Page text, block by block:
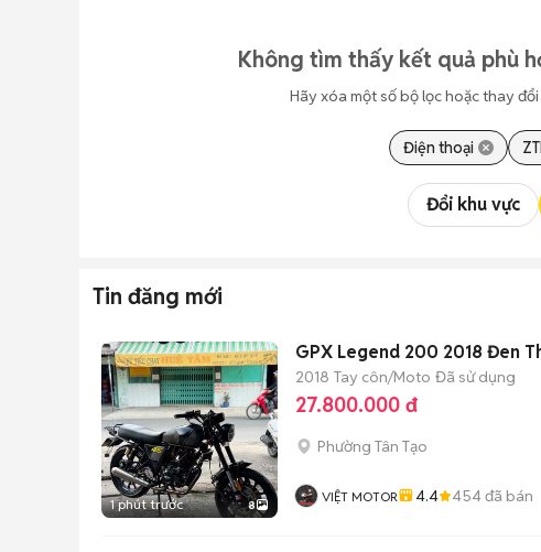
Không tìm thấy kết quả phù
Hãy xóa một số bộ lọc hoặc thay
Điện thoại
Đổi khu vực
Tin đăng mới
1 phút trước 8
GPX Legend 200 2018 Đen
2018 Tay côn/Moto Đã sử dụng
27.800.000 đ
Phường Tân Tạo
VIỆT MOTOR 4.4 454đã bán